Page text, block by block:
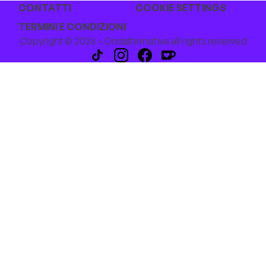
CONTATTI
COOKIE SETTINGS
TERMINI E CONDIZIONI
Copyright © 2026 - Ondalternativa all rights reserved